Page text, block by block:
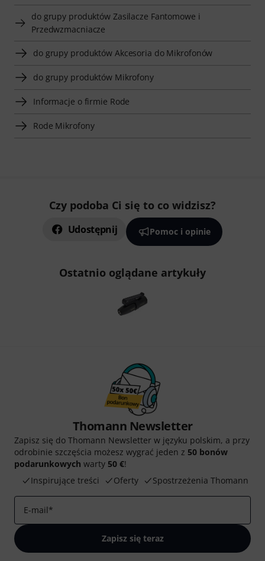
do grupy produktów Zasilacze Fantomowe i
Przedwzmacniacze
do grupy produktów Akcesoria do Mikrofonów
do grupy produktów Mikrofony
Informacje o firmie Rode
Rode Mikrofony
Czy podoba Ci się to co widzisz?
Udostępnij Pomoc i opinie
Ostatnio oglądane artykuły
Thomann Newsletter
Zapisz się do Thomann Newsletter w języku polskim, a przy
odrobinie szczęścia możesz wygrać jeden z 50 bonów
podarunkowych warty 50 €!
Inspirujące treści
Oferty Spostrzeżenia Thomann
E-mail*
Zapisz się teraz